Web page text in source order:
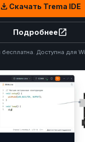
download Скачать Trema IDE
Подробнееopen_in_new
Доступна для